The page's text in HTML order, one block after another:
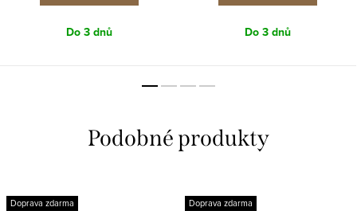
Do 3 dnů Do 3 dnů
Doprava zdarma Doprava zdarma